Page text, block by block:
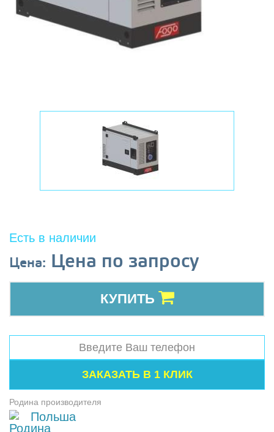
Есть в наличии
Цена: Цена по запросу
КУПИТЬ
Родина производителя
Польша